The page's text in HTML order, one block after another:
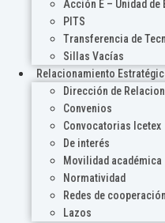
Acción E – Unidad de
PITS
Transferencia de
Sillas Vacías
Relacionamiento
Dirección de
Convenios
Convocatorias Icetex
De interés
Movilidad académica
Normatividad
Redes de cooperación
Lazos